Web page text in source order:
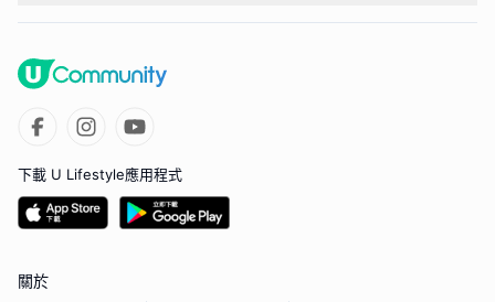
下載 U Lifestyle應用程式
關於